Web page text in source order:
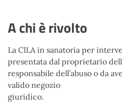
A chi è rivolto
La CILA in sanatoria per
presentata dal proprietario
responsabile dell’abuso o da
valido negozio
giuridico.